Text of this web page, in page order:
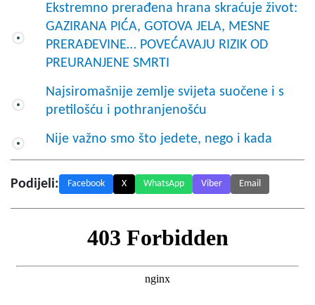
Ekstremno prerađena hrana skraćuje život:
GAZIRANA PIĆA, GOTOVA JELA, MESNE
PRERAĐEVINE… POVEĆAVAJU RIZIK OD
PREURANJENE SMRTI
Najsiromašnije zemlje svijeta suočene i s
pretilošću i pothranjenošću
Nije važno smo što jedete, nego i kada
Podijeli: Facebook X WhatsApp Viber Email